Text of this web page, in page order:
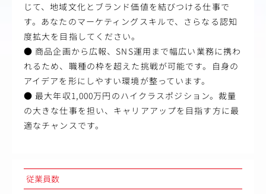
じて、地域文化とブランド価値を結びつける仕事で
す。あなたのマーケティングスキルで、さらなる認知
度拡大を目指してください。
● 商品企画から広報、SNS運用まで幅広い業務に携わ
れるため、職種の枠を超えた挑戦が可能です。自身の
アイデアを形にしやすい環境が整っています。
● 最大年収1,000万円のハイクラスポジション。裁量
の大きな仕事を担い、キャリアアップを目指す方に最
適なチャンスです。
従業員数